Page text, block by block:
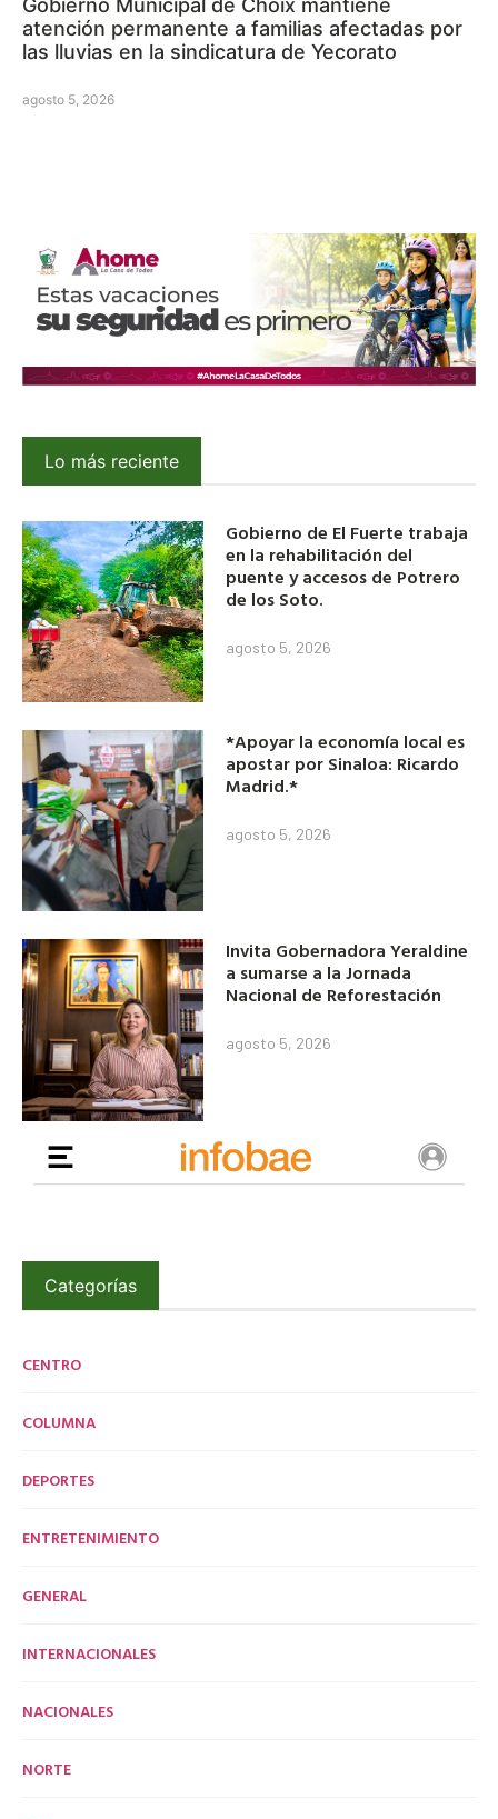
Gobierno Municipal de Choix mantiene
atención permanente a familias afectadas por
las lluvias en la sindicatura de Yecorato
agosto 5, 2026
Lo más reciente
Gobierno de El Fuerte trabaja
en la rehabilitación del
puente y accesos de Potrero
de los Soto.
agosto 5, 2026
*Apoyar la economía local es
apostar por Sinaloa: Ricardo
Madrid.*
agosto 5, 2026
Invita Gobernadora Yeraldine
a sumarse a la Jornada
Nacional de Reforestación
agosto 5, 2026
Categorías
CENTRO
COLUMNA
DEPORTES
ENTRETENIMIENTO
GENERAL
INTERNACIONALES
NACIONALES
NORTE